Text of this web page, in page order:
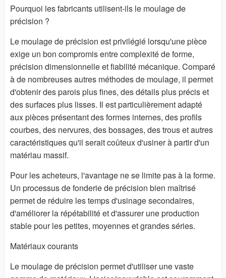
Pourquoi les fabricants utilisent-ils le moulage de
précision ?
Le moulage de précision est privilégié lorsqu'une pièce
exige un bon compromis entre complexité de forme,
précision dimensionnelle et fiabilité mécanique. Comparé
à de nombreuses autres méthodes de moulage, il permet
d'obtenir des parois plus fines, des détails plus précis et
des surfaces plus lisses. Il est particulièrement adapté
aux pièces présentant des formes internes, des profils
courbes, des nervures, des bossages, des trous et autres
caractéristiques qu'il serait coûteux d'usiner à partir d'un
matériau massif.
Pour les acheteurs, l'avantage ne se limite pas à la forme.
Un processus de fonderie de précision bien maîtrisé
permet de réduire les temps d'usinage secondaires,
d'améliorer la répétabilité et d'assurer une production
stable pour les petites, moyennes et grandes séries.
Matériaux courants
Le moulage de précision permet d'utiliser une vaste